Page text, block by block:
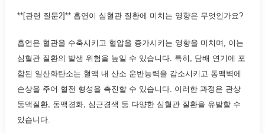
**[관련 질문2]** 흡연이 심혈관 질환에 미치는 영향은 무엇인가요?
흡연은 혈관을 수축시키고 혈압을 증가시키는 영향을 미치며, 이는
심혈관 질환의 발생 위험을 높일 수 있습니다. 특히, 담배 연기에 포
함된 일산화탄소는 혈액 내 산소 운반능력을 감소시키고 동맥벽에
손상을 주어 혈전 형성을 촉진할 수 있습니다. 이러한 과정은 관상
동맥질환, 동맥경화, 심근경색 등 다양한 심혈관 질환을 유발할 수
있습니다.